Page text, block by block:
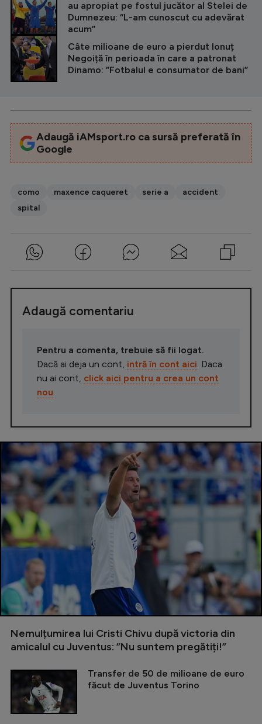
au apropiat pe fostul jucător al Stelei de
Dumnezeu: “L-am cunoscut cu adevărat
acum”
Câte milioane de euro a pierdut Ionuț
Negoiță în perioada în care a patronat
Dinamo: ”Fotbalul e consumator de bani”
Adaugă iAMsport.ro ca sursă preferată în
Google
como maxence caqueret serie a
accident
spital
Adaugă comentariu
Pentru a comenta, trebuie să fii logat.
Dacă ai deja un cont, intră în cont aici. Daca
nu ai cont, click aici pentru a crea un cont
nou.
Nemulțumirea lui Cristi Chivu după victoria din
amicalul cu Juventus: ”Nu suntem pregătiți!”
Transfer de 50 de milioane de euro
făcut de Juventus Torino